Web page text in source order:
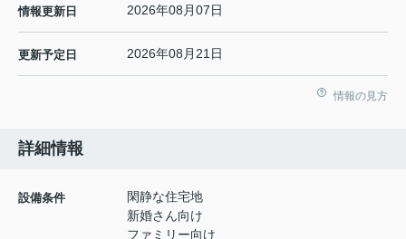
情報更新日 2026年08月07日
更新予定日 2026年08月21日
情報の見方
詳細情報
設備条件
閑静な住宅地
新婚さん向け
ファミリー向け